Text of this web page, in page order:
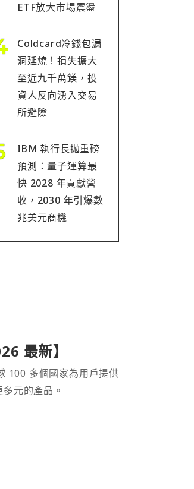
ETF放大市場震盪
Coldcard冷錢包漏
洞延燒！損失擴大
至近九千萬鎂，投
資人反向湧入交易
所避險
IBM 執行長拋重磅
預測：量子運算最
快 2028 年貢獻營
收，2030 年引爆數
兆美元商機
最新】
100 多個國家為用戶提供
元的產品。